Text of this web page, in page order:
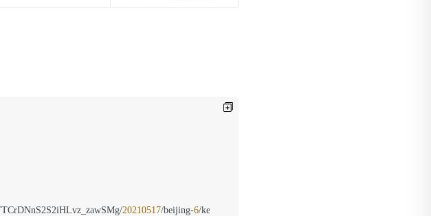
20210517/beijing-6/kenc/aws4_request, SignedHeaders=host;x-amz-date,